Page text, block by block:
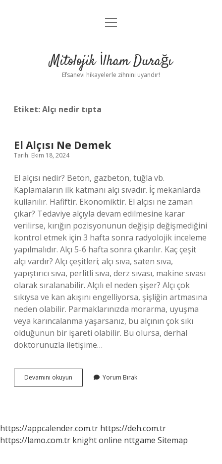
Anasayfa
Yasal Uyarı
menüyü
Mitolojik İlham Durağı
Efsanevi hikayelerle zihnini uyandır!
Etiket:Alçı nedir tıpta
El Alçısı Ne Demek
Tarih: Ekim 18, 2024
El alçısı nedir? Beton, gazbeton, tuğla vb.
Kaplamaların ilk katmanı alçı sıvadır. İç mekanlarda
kullanılır. Hafiftir. Ekonomiktir. El alçısı ne zaman
çıkar? Tedaviye alçıyla devam edilmesine karar
verilirse, kırığın pozisyonunun değişip değişmediğini
kontrol etmek için 3 hafta sonra radyolojik inceleme
yapılmalıdır. Alçı 5-6 hafta sonra çıkarılır. Kaç çeşit
alçı vardır? Alçı çeşitleri; alçı sıva, saten sıva,
yapıştırıcı sıva, perlitli sıva, derz sıvası, makine sıvası
olarak sıralanabilir. Alçılı el neden şişer? Alçı çok
sıkıysa ve kan akışını engelliyorsa, şişliğin artmasına
neden olabilir. Parmaklarınızda morarma, uyuşma
veya karıncalanma yaşarsanız, bu alçının çok sıkı
olduğunun bir işareti olabilir. Bu olursa, derhal
doktorunuzla iletişime…
Devamını okuyun
Alçısı
Yorum Bırak
https://appcalender.com.tr https://deh.com.tr
https://lamo.com.tr knight online nttgame Sitemap